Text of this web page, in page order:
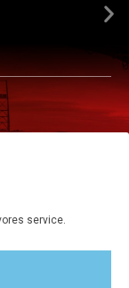
service.
fre kl. 9-15